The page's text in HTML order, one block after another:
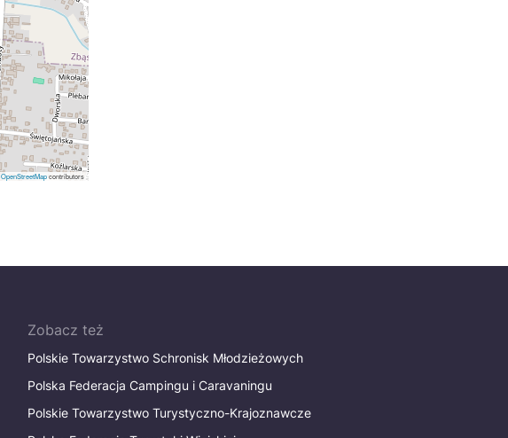
OpenStreetMapcontributors
Zobacz też
Polskie Towarzystwo Schronisk Młodzieżowych
Polska Federacja Campingu i Caravaningu
Polskie Towarzystwo Turystyczno-Krajoznawcze